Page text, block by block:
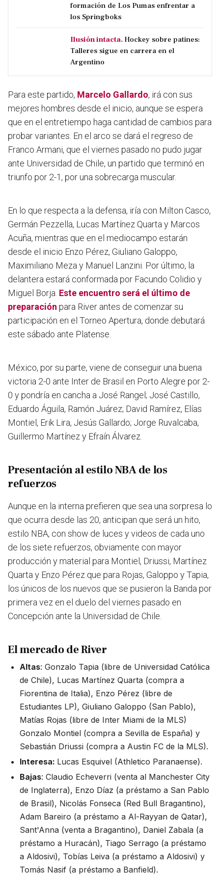
formación de Los Pumas enfrentar a
los Springboks
Ilusión intacta. Hockey sobre patines:
Talleres sigue en carrera en el
Argentino
Para este partido, Marcelo Gallardo, irá con sus
mejores hombres desde el inicio, aunque se espera
que en el entretiempo haga cantidad de cambios para
probar variantes. En el arco se dará el regreso de
Franco Armani, que el viernes pasado no pudo jugar
ante Universidad de Chile, un partido que terminó en
triunfo por 2-1, por una sobrecarga muscular.
En lo que respecta a la defensa, iría con Milton Casco,
Germán Pezzella, Lucas Martínez Quarta y Marcos
Acuña, mientras que en el mediocampo estarán
desde el inicio Enzo Pérez, Giuliano Galoppo,
Maximiliano Meza y Manuel Lanzini. Por último, la
delantera estará conformada por Facundo Colidio y
Miguel Borja. Este encuentro será el último de
preparación para River antes de comenzar su
participación en el Torneo Apertura, donde debutará
este sábado ante Platense.
México, por su parte, viene de conseguir una buena
victoria 2-0 ante Inter de Brasil en Porto Alegre por 2-
0 y pondría en cancha a José Rangel; José Castillo,
Eduardo Águila, Ramón Juárez; David Ramírez, Elías
Montiel, Erik Lira, Jesús Gallardo; Jorge Ruvalcaba,
Guillermo Martínez y Efraín Álvarez.
Presentación al estilo NBA de los
refuerzos
Aunque en la interna prefieren que sea una sorpresa lo
que ocurra desde las 20, anticipan que será un hito,
estilo NBA, con show de luces y videos de cada uno
de los siete refuerzos, obviamente con mayor
producción y material para Montiel, Driussi, Martínez
Quarta y Enzo Pérez que para Rojas, Galoppo y Tapia,
los únicos de los nuevos que se pusieron la Banda por
primera vez en el duelo del viernes pasado en
Concepción ante la Universidad de Chile.
El mercado de River
Altas: Gonzalo Tapia (libre de Universidad Católica
de Chile), Lucas Martínez Quarta (compra a
Fiorentina de Italia), Enzo Pérez (libre de
Estudiantes LP), Giuliano Galoppo (San Pablo),
Matías Rojas (libre de Inter Miami de la MLS)
Gonzalo Montiel (compra a Sevilla de España) y
Sebastián Driussi (compra a Austin FC de la MLS).
Interesa: Lucas Esquivel (Athletico Paranaense).
Bajas: Claudio Echeverri (venta al Manchester City
de Inglaterra), Enzo Díaz (a préstamo a San Pablo
de Brasil), Nicolás Fonseca (Red Bull Bragantino),
Adam Bareiro (a préstamo a Al-Rayyan de Qatar),
Sant'Anna (venta a Bragantino), Daniel Zabala (a
préstamo a Huracán), Tiago Serrago (a préstamo
a Aldosivi), Tobías Leiva (a préstamo a Aldosivi) y
Tomás Nasif (a préstamo a Banfield).